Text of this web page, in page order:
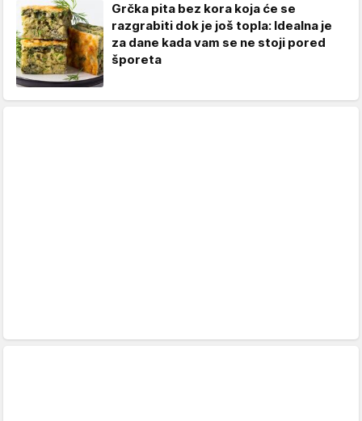
Grčka pita bez kora koja će se
razgrabiti dok je još topla: Idealna je
za dane kada vam se ne stoji pored
šporeta